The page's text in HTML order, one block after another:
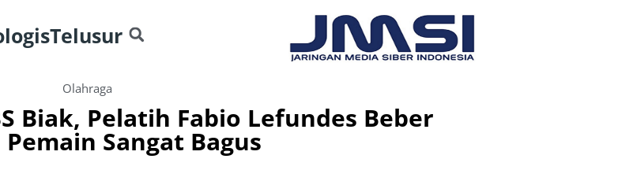
Telusur
Olahraga
Biak, Pelatih Fabio Lefundes Beber
Sangat Bagus